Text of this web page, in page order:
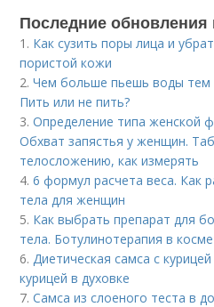
Последние обновления
1. Как сузить поры лица и
пористой кожи
2.Чем больше пьешь воды тем
Пить или не пить?
3.Определение типа женской
Обхват запястья у женщин.
телосложению, как измерять
4.6 формул расчета веса. Как
тела для женщин
5. Как выбрать препарат для
тела. Ботулинотерапия в
6. Диетическая самса с
курицей в духовке
7.Самса из слоеного теста в